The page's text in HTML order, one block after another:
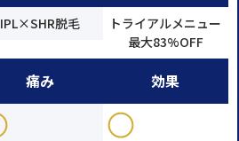
IPL×SHR脱毛
トライアルメニュー
最大83%OFF
痛み 効果